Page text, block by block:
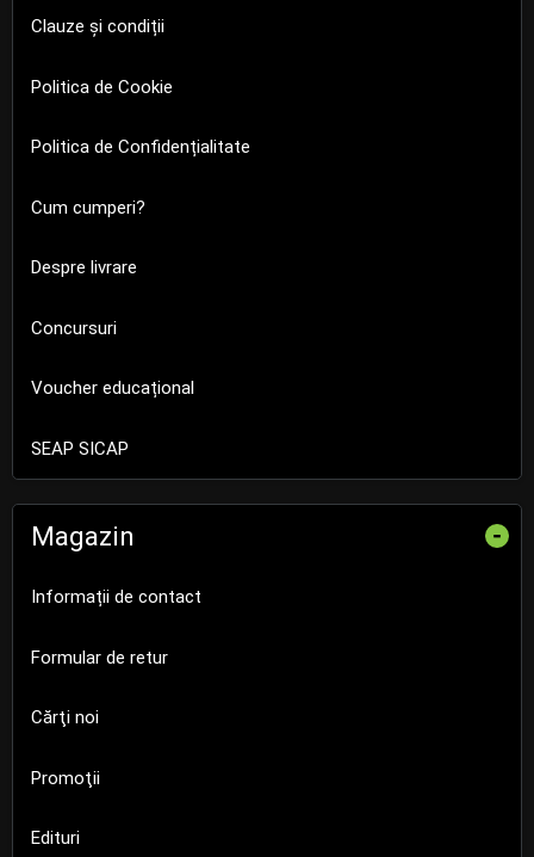
Clauze și condiții
Politica de Cookie
Politica de Confidențialitate
Cum cumperi?
Despre livrare
Concursuri
Voucher educațional
SEAP SICAP
Magazin -
Informații de contact
Formular de retur
Cărţi noi
Promoţii
Edituri